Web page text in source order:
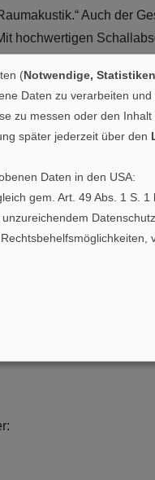
Auch der
hochwertigen
Unternehmen aus
der
(Notwendige,
Daten zu verarbeiten
zu messen oder den
später jederzeit über den
Daten in den USA:
gem. Art. 49 Abs. 1 S.